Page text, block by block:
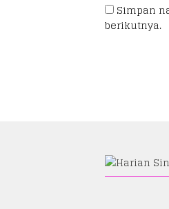
Simpan
berikutnya.